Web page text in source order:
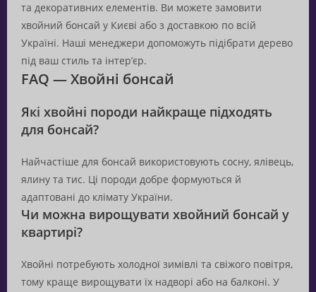
та декоративних елементів. Ви можете замовити
хвойний бонсай у Києві або з доставкою по всій
Україні. Наші менеджери допоможуть підібрати дерево
під ваш стиль та інтер’єр.
FAQ — Хвойні бонсай
Які хвойні породи найкраще підходять
для бонсай?
Найчастіше для бонсай використовують сосну, ялівець,
ялину та тис. Ці породи добре формуються й
адаптовані до клімату України.
Чи можна вирощувати хвойний бонсай у
квартирі?
Хвойні потребують холодної зимівлі та свіжого повітря,
тому краще вирощувати їх надворі або на балконі. У